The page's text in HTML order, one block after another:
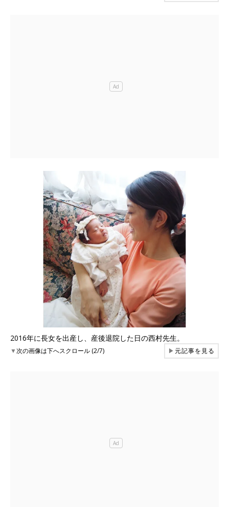
2016年に長女を出産し、産後退院した日の西村先生。
▼次の画像は下へスクロール (2/7) ▶元記事を見る